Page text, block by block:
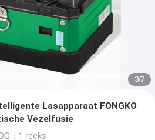
3/7
Lasapparaat FONGKO
Vezelfusie
：1 reeks